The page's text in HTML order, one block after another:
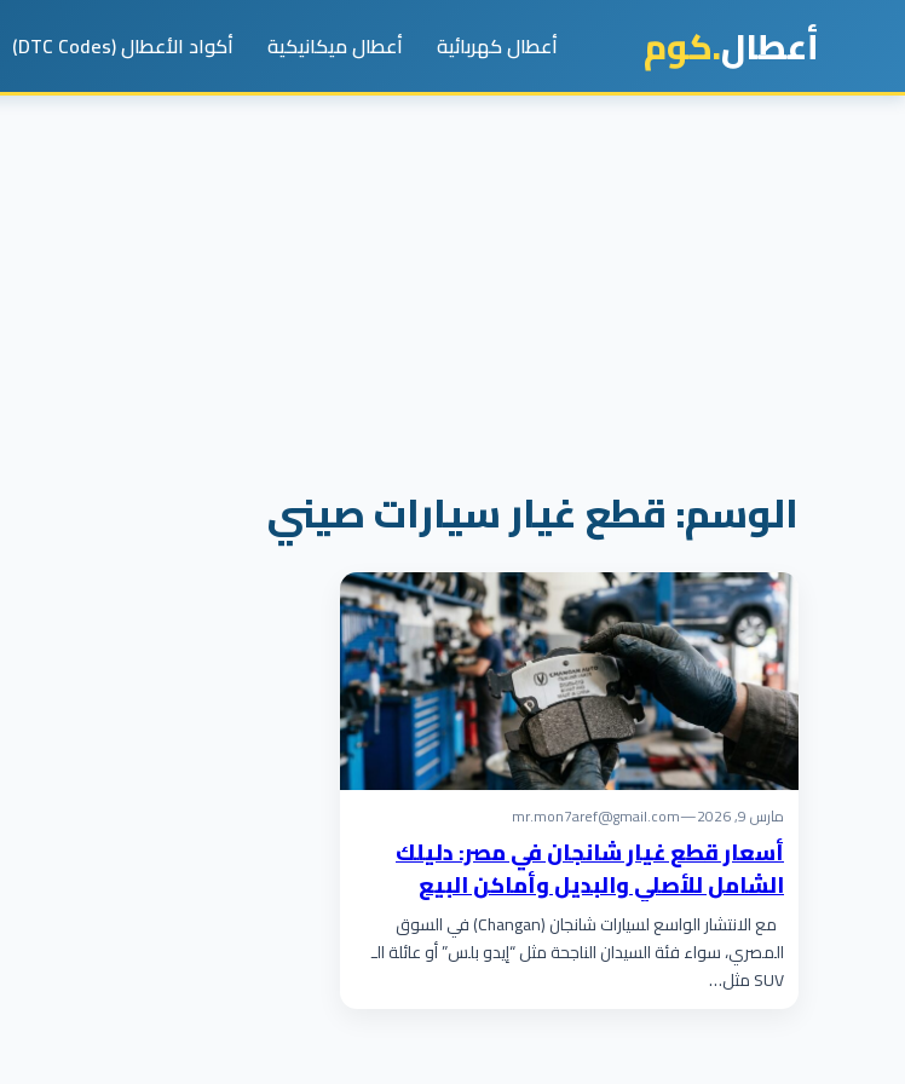
أعطال.كوم أعطال كهربائية أعطال ميكانيكية أكواد الأعطال (DTC Codes)
الوسم:قطع غيار سيارات صيني
مارس 9, 2026 —
mr.mon7aref@gmail.com
أسعار قطع غيار شانجان في مصر: دليلك
الشامل للأصلي والبديل وأماكن البيع
مع الانتشار الواسع لسيارات شانجان (Changan) في السوق
المصري، سواء فئة السيدان الناجحة مثل “إيدو بلس” أو عائلة الـ
SUV مثل…